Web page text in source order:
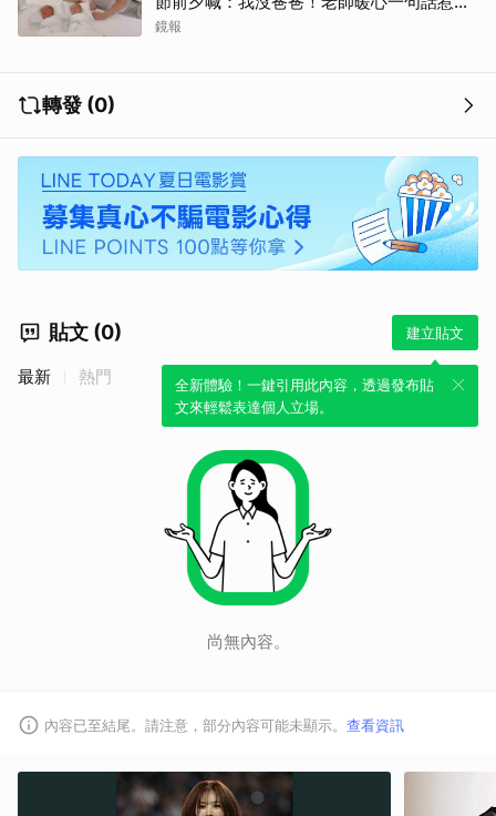
遺孀
鏡報
轉發 (0)
貼文 (0) 建立貼文
全新體驗！一鍵引用此內容，透過發布貼
文來輕鬆表達個人立場。
最新 熱門
尚無內容。
內容已至結尾。請注意，部分內容可能未顯示。 查看資訊
取消